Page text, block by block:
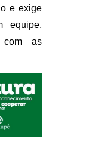
e exige
equipe,
com as